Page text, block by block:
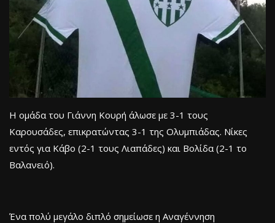
Η ομάδα του Γιάννη Κουρή άλωσε με 3-1 τους
Καρουσάδες, επικρατώντας 3-1 της Ολυμπιάδας. Νίκες
εντός για Κάβο (2-1 τους Λιαπάδες) και Βολίδα (2-1 το
Βαλανειό).
Ένα πολύ μεγάλο διπλό σημείωσε η Αναγέννηση